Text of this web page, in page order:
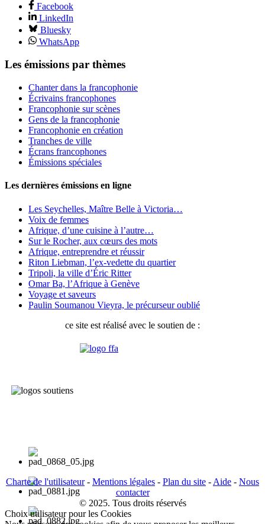
Facebook
LinkedIn
Bluesky
WhatsApp
Les émissions par thèmes
Chanter dans la francophonie
Écrivains francophones
Francophonie sur scènes
Gens de la francophonie
Francophonie en création
Tranches de ville
Écrans francophones
Émissions spéciales
Les dernières émissions en ligne
Les Seychelles, Maître Belle à Victoria…
Voix de femmes
Afrique, d’une cuisine à l’autre…
Sur le Rocher, aux cœurs des mots
Afrique, entreprendre et réussir
Riton Liebman, l’ex-vedette du quartier
Tripoli, la ville d’Éric Ritter
Omar Ba, l’Afrique à Genève
Voyage et saveurs
Paulin Soumanou Vieyra, le précurseur oublié
ce site est réalisé avec le soutien de :
Charte de l'utilisateur- Mentions légales - Plan du site - Aide - Nous
contacter
© 2025. Tous droits réservés
Choix utilisateur pour les Cookies